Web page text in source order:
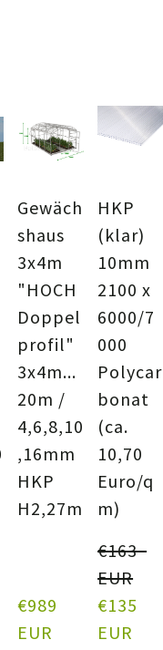
Gewäch
shaus
3x4m
"HOCH
Doppel
profil"
3x4m...
20m /
4,6,8,10
,16mm
HKP
H2,27m
€989
EUR
HKP
(klar)
10mm
2100 x
6000/7
000
Polycar
bonat
(ca.
10,70
Euro/q
m)
€163
EUR
€135
EUR